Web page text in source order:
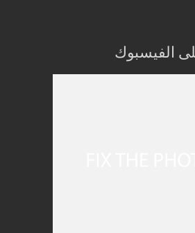
الفيسبوك